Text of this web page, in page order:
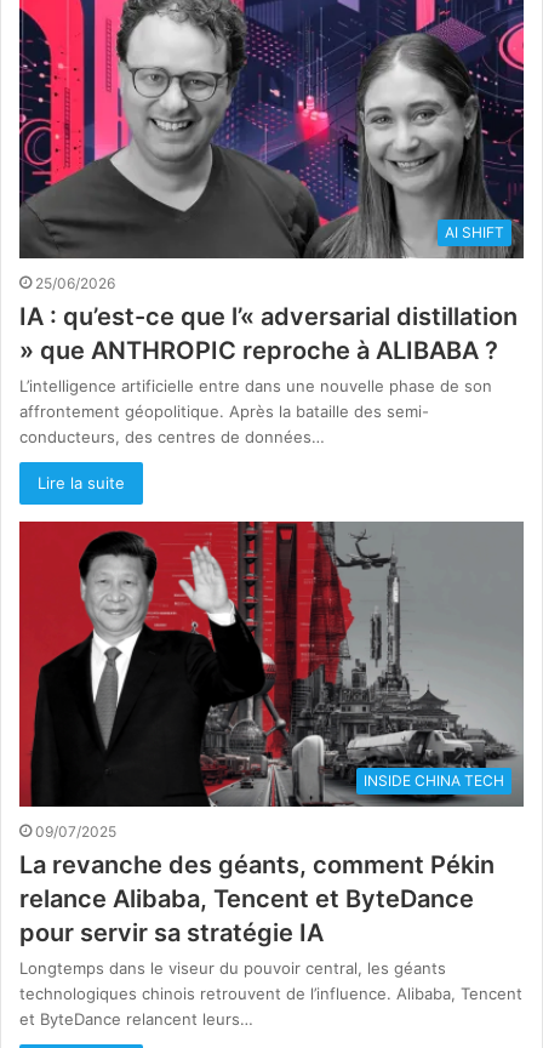
AI SHIFT
25/06/2026
IA : qu’est-ce que l’« adversarial distillation
» que ANTHROPIC reproche à ALIBABA ?
L’intelligence artificielle entre dans une nouvelle phase de son
affrontement géopolitique. Après la bataille des semi-
conducteurs, des centres de données…
Lire la suite
INSIDE CHINA TECH
09/07/2025
La revanche des géants, comment Pékin
relance Alibaba, Tencent et ByteDance
pour servir sa stratégie IA
Longtemps dans le viseur du pouvoir central, les géants
technologiques chinois retrouvent de l’influence. Alibaba, Tencent
et ByteDance relancent leurs…